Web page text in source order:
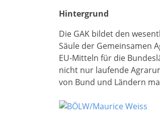
Hintergrund
Die GAK bildet den
Säule der Gemeinsamen
EU-Mitteln für die
nicht nur laufende
von Bund und Ländern